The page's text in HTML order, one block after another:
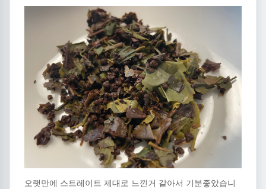
오랫만에 스트레이트 제대로 느낀거 같아서 기분좋았습니